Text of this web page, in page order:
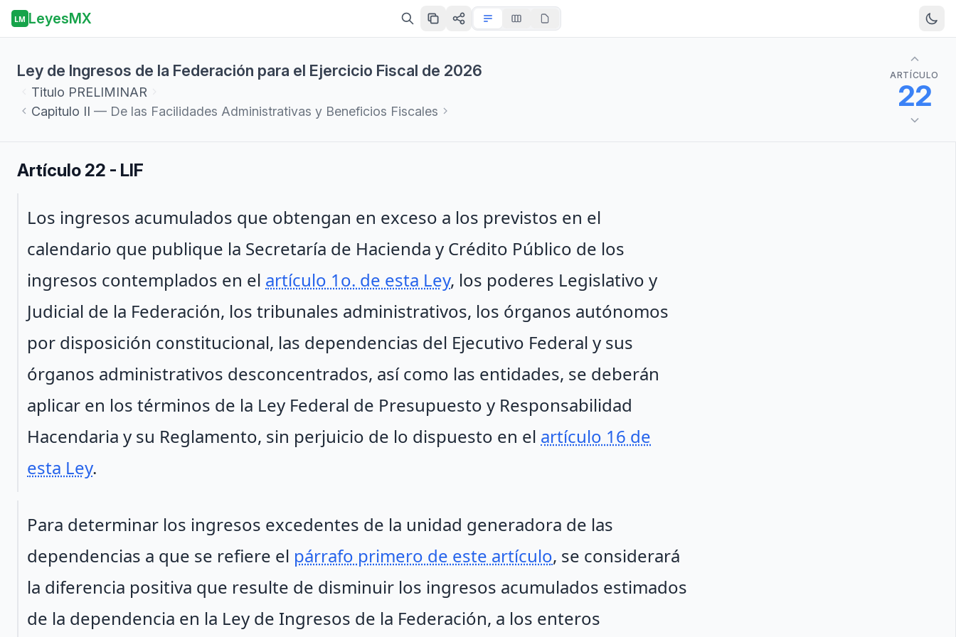
LM LeyesMX
Ley de Ingresos de la Federación para el Ejercicio Fiscal de 2026
Titulo PRELIMINAR
Capitulo II — De las Facilidades Administrativas y Beneficios Fiscales
ARTÍCULO
22
Artículo 22 - LIF
Párrafo 1
Los ingresos acumulados que obtengan en exceso a los previstos en el
calendario que publique la Secretaría de Hacienda y Crédito Público de los
ingresos contemplados en el artículo 1o. de esta Ley, los poderes Legislativo y
Judicial de la Federación, los tribunales administrativos, los órganos autónomos
por disposición constitucional, las dependencias del Ejecutivo Federal y sus
órganos administrativos desconcentrados, así como las entidades, se deberán
aplicar en los términos de la Ley Federal de Presupuesto y Responsabilidad
Hacendaria y su Reglamento, sin perjuicio de lo dispuesto en el artículo 16 de
esta Ley.
Párrafo 2
Para determinar los ingresos excedentes de la unidad generadora de las
dependencias a que se refiere el párrafo primero de este artículo, se considerará
la diferencia positiva que resulte de disminuir los ingresos acumulados estimados
de la dependencia en la Ley de Ingresos de la Federación, a los enteros